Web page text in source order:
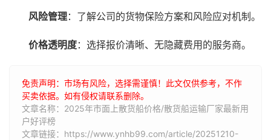
风险管理：了解公司的货物保险方案和风险应对机制。
价格透明度：选择报价清晰、无隐藏费用的服务商。
免责声明：市场有风险，选择需谨慎！此文仅供参考，不作
买卖依据。如有侵权请联系删除。
文章名称：2025年市面上散货船价格/散货船运输厂家最新用
户好评榜
文章链接：https://www.ynhb99.com/article/20251210-